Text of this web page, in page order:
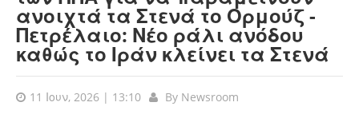
ανοιχτά τα Στενά το Ορμούζ -
Πετρέλαιο: Νέο ράλι ανόδου
καθώς το Ιράν κλείνει τα Στενά
11 Ιουν, 2026 | 13:10 By Newsroom